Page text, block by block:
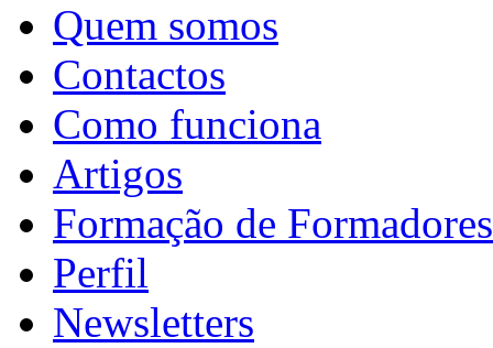
Quem somos
Contactos
Como funciona
Artigos
Formação de Formadores
Perfil
Newsletters